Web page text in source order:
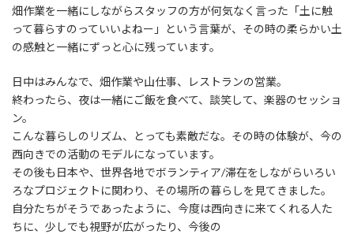
畑作業を一緒にしながらスタッフの方が何気なく言った「土に触
って暮らすのっていいよねー」という言葉が、その時の柔らかい土
の感触と一緒にずっと心に残っています。
日中はみんなで、畑作業や山仕事、レストランの営業。
終わったら、夜は一緒にご飯を食べて、談笑して、楽器のセッショ
ン。
こんな暮らしのリズム、とっても素敵だな。その時の体験が、今の
西向きでの活動のモデルになっています。
その後も日本や、世界各地でボランティア/滞在をしながらいろい
ろなプロジェクトに関わり、その場所の暮らしを見てきました。
自分たちがそうであったように、今度は西向きに来てくれる人た
ちに、少しでも視野が広がったり、今後の